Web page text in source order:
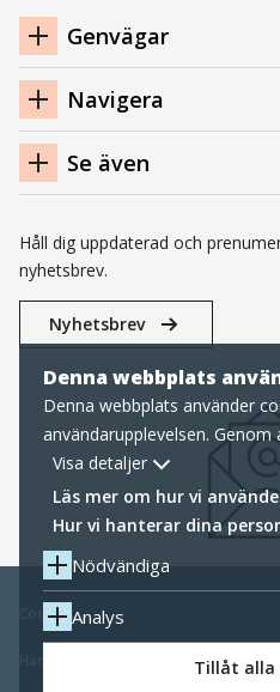
Denna webbplats
Denna webbplats använder
användarupplevelsen.
samtycker du till nödvändiga
hur vi hanterar cookies samt
Visa detaljer
Läs mer om hur vi
Hur vi hanterar dina
Nödvändiga
Analys
Tillåt alla
Navigation
sidfot
Genvägar
Navigera
Se även
Håll dig uppdaterad och
nyhetsbrev.
Nyhetsbrev
Cookies
Hantering av personuppgifter